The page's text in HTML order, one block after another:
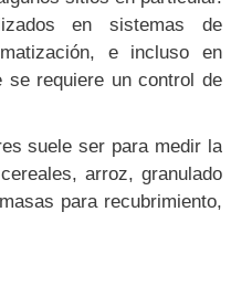
en sistemas de
e incluso en
se requiere un control de
suele ser para medir la
arroz, granulado
para recubrimiento,